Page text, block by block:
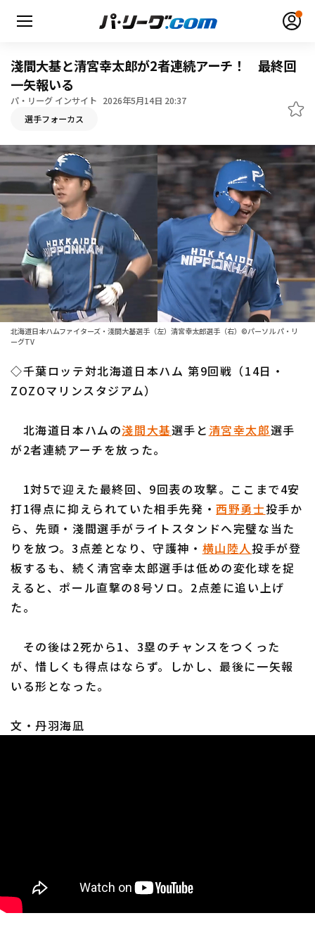
HOME
動画
日程・結果
順位表･成績
1軍公式戦
ファーム東地区
ファーム西地区
選手名鑑
選手名鑑トップ
東北楽天ゴールデンイーグルス
千葉ロッテマリーンズ
オリックス・バファローズ
福岡ソフトバンクホークス
ニュース
設定
利用規約
淺間大基と清宮幸太郎が2者連続アーチ！ 最終回
一矢報いる
パ・リーグ インサイト 2026年5月14日 20:37
選手フォーカス
北海道日本ハムファイターズ・淺間大基選手（左）清宮幸太郎選手（右）©パーソル パ・リ
ーグTV
◇千葉ロッテ対北海道日本ハム 第9回戦（14日・
ZOZOマリンスタジアム）
北海道日本ハムの淺間大基選手と 清宮幸太郎選手
が2者連続アーチを放った。
1対5で迎えた最終回、9回表の攻撃。ここまで4安
打1得点に抑えられていた相手先発・西野勇士投手か
ら、先頭・淺間選手がライトスタンドへ完璧な当た
りを放つ。3点差となり、守護神・ 横山陸人投手が登
板するも、続く清宮幸太郎選手は低めの変化球を捉
えると、ポール直撃の8号ソロ。2点差に追い上げ
た。
その後は2死から1、3塁のチャンスをつくった
が、惜しくも得点はならず。しかし、最後に一矢報
いる形となった。
文・丹羽海凪